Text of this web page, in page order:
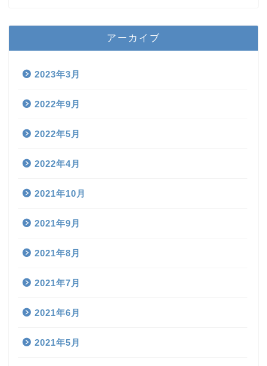
アーカイブ
2023年3月
2022年9月
2022年5月
2022年4月
2021年10月
2021年9月
2021年8月
2021年7月
2021年6月
2021年5月